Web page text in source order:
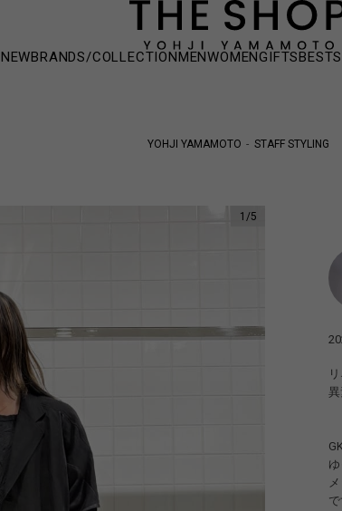
NEWBRANDS/COLLECTIONMENWOMENGIFTS
YOHJI YAMAMOTO STAFF STYLING
1 /5
異
で